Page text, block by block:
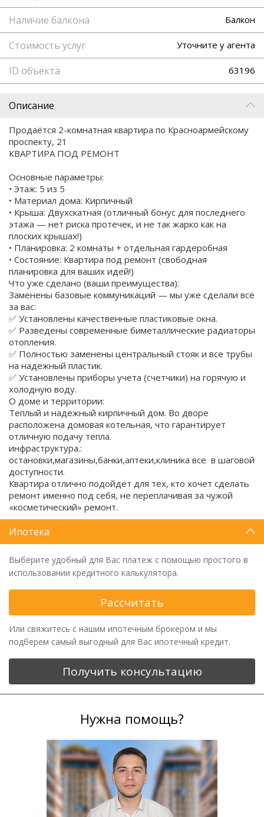
Наличие балкона Балкон
Стоимость услуг Уточните у агента
ID объекта 63196
Описание
Продаётся 2-комнатная квартира по Красноармейскому
проспекту, 21
КВАРТИРА ПОД РЕМОНТ
Основные параметры:
• Этаж: 5 из 5
• Материал дома: Кирпичный
• Крыша: Двухскатная (отличный бонус для последнего
этажа — нет риска протечек, и не так жарко как на
плоских крышах!)
• Планировка: 2 комнаты + отдельная гардеробная
• Состояние: Квартира под ремонт (свободная
планировка для ваших идей!)
Что уже сделано (ваши преимущества):
Заменены базовые коммуникаций — мы уже сделали всё
за вас:
✅ Установлены качественные пластиковые окна.
✅ Разведены современные биметаллические радиаторы
отопления.
✅ Полностью заменены центральный стояк и все трубы
на надежный пластик.
✅ Установлены приборы учета (счетчики) на горячую и
холодную воду.
О доме и территории:
Теплый и надежный кирпичный дом. Во дворе
расположена домовая котельная, что гарантирует
отличную подачу тепла.
инфраструктура.:
остановки,магазины,банки,аптеки,клиника все в шаговой
доступности.
Квартира отлично подойдет для тех, кто хочет сделать
ремонт именно под себя, не переплачивая за чужой
«косметический» ремонт.
Ипотека
Выберите удобный для Вас платеж с помощью простого в
использовании кредитного калькулятора.
Рассчитать
Или свяжитесь с нашим ипотечным брокером и мы
подберем самый выгодный для Вас ипотечный кредит.
Получить консультацию
Нужна помощь?